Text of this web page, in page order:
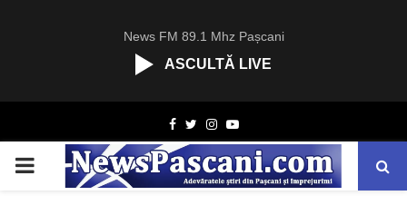
News FM 89.1 Mhz Pașcani
ASCULTĂ LIVE
Facebook
TwitterInstagram
Youtube
PRIMARY